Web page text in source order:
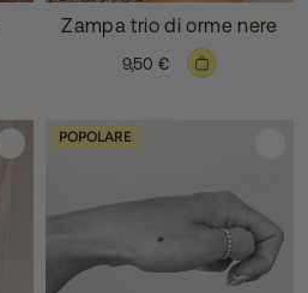
Zampa trio di orme nere
9,50 €
POPOLARE